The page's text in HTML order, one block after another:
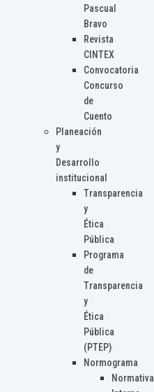
Pascual
Bravo
Revista
CINTEX
Convocatoria
Concurso
de
Cuento
Planeación
y
Desarrollo
institucional
Transparencia
y
Ética
Pública
Programa
de
Transparencia
y
Ética
Pública
(PTEP)
Normograma
Normativa